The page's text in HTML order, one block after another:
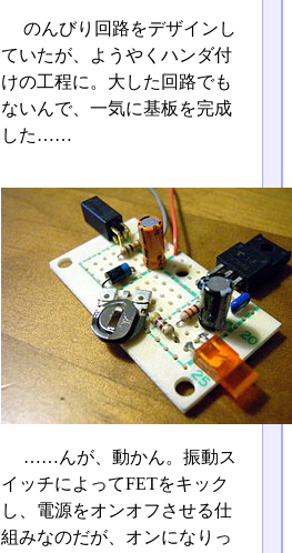
のんびり回路をデザインし
ていたが、ようやくハンダ付
けの工程に。大した回路でも
ないんで、一気に基板を完成
した……
……んが、動かん。振動ス
イッチによってFETをキック
し、電源をオンオフさせる仕
組みなのだが、オンになりっ